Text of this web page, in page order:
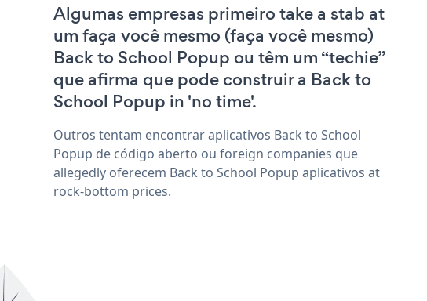
Algumas empresas primeiro take a stab at
um faça você mesmo (faça você mesmo)
Back to School Popup ou têm um “techie”
que afirma que pode construir a Back to
School Popup in 'no time'.
Outros tentam encontrar aplicativos Back to School
Popup de código aberto ou foreign companies que
allegedly oferecem Back to School Popup aplicativos at
rock-bottom prices.